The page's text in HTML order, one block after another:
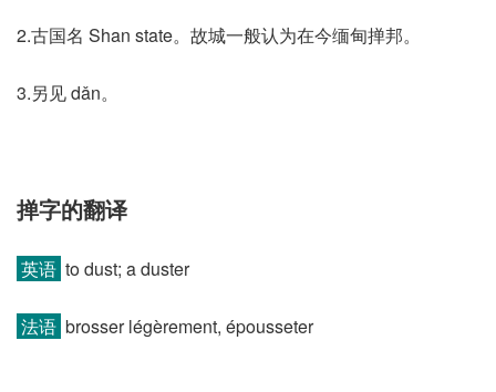
2.古国名 Shan state。故城一般认为在今缅甸掸邦。
3.另见 dǎn。
掸字的翻译
英语 to dust; a duster
法语 brosser légèrement, épousseter